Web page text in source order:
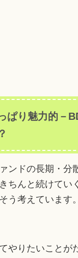
ぱり魅力的－
ンドの長期・分
ちんと続けてい
う考えています。
やりたいことが